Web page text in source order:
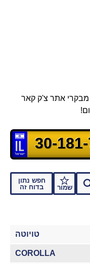
מבקרי אתר צ'ק קאר
שמור
חפש נתון
בדוח זה
30-
טויוטה
COROLLA